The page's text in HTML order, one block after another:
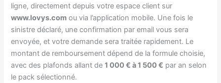
ligne, directement depuis votre espace client sur
www.lovys.com ou via l’application mobile. Une fois le
sinistre déclaré, une confirmation par email vous sera
envoyée, et votre demande sera traitée rapidement. Le
montant de remboursement dépend de la formule choisie,
avec des plafonds allant de1 000 € à 1 500 € par an selon
le pack sélectionné.